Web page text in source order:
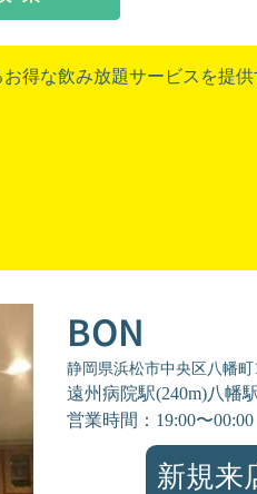
得な飲み放題サービスを提
BON
静岡県浜松市中央区八幡
遠州病院駅(240m)八幡
営業時間：19:00〜00:00
新規来